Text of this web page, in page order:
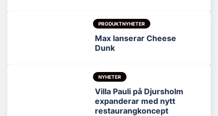
PRODUKTNYHETER
Max lanserar Cheese
Dunk
NYHETER
Villa Pauli på Djursholm
expanderar med nytt
restaurangkoncept